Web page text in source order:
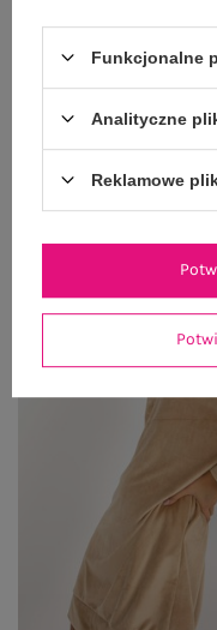
Funkcjonalne
Analityczne
Reklamowe